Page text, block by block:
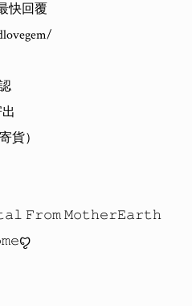
快回覆
貨）
𝙵𝚛𝚘𝚖 𝙼𝚘𝚝𝚑𝚎𝚛𝙴𝚊𝚛𝚝𝚑